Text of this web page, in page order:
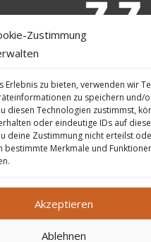
Zustimmung
Erlebnis zu bieten, verwenden wir
zu speichern und/
diesen Technologien zustimmst,
oder eindeutige IDs auf
deine Zustimmung nicht erteilst
bestimmte Merkmale und
Akzeptieren
Ablehnen